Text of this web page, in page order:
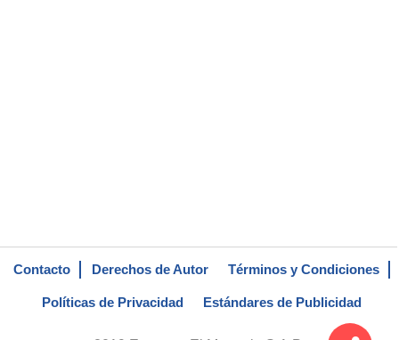
Contacto Derechos de Autor Términos y Condiciones
Políticas de Privacidad Estándares de Publicidad